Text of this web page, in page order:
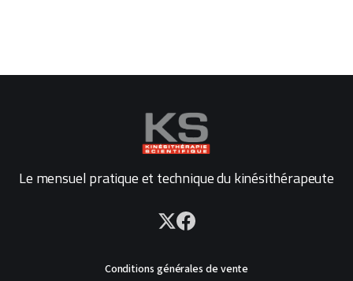
Le mensuel pratique et technique du kinésithérapeute
Conditions générales de vente